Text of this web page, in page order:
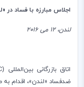
اجلاس مبارزه با فساد در
لندن، 12 می 2016
اتاق بازرگانی بین‌المللی (
ضدفساد «لندن»، اقدام به